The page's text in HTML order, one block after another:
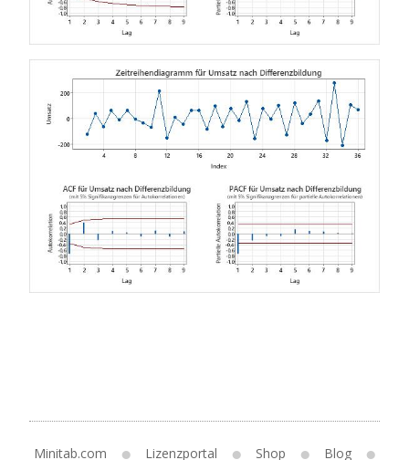
Minitab.com Lizenzportal Shop
Blog